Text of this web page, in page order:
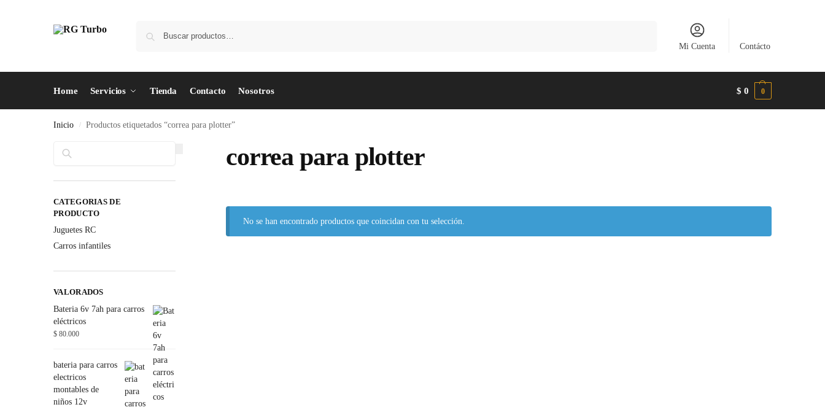
Mi Cuenta Contácto
Home Servicios Tienda Contacto Nosotros $ 0 0
Inicio / Productos etiquetados “correa para plotter”
correa para plotter
No se han encontrado productos que coincidan con tu selección.
CATEGORIAS DE
PRODUCTO
Juguetes RC
Carros infantiles
VALORADOS
Bateria 6v 7ah para carros
eléctricos
$ 80.000
bateria para carros
electricos
montables de
niños 12v